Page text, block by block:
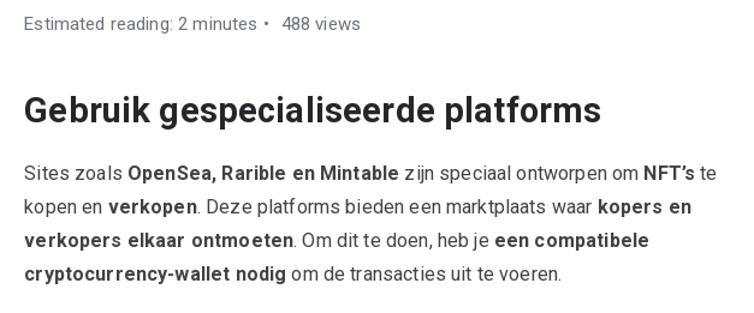
Estimated reading: 2 minutes 488 views
Gebruik gespecialiseerde platforms
Sites zoals OpenSea, Rarible en Mintable zijn speciaal ontworpen om NFT’s te
kopen en verkopen. Deze platforms bieden een marktplaats waar kopers en
verkopers elkaar ontmoeten. Om dit te doen, heb je een compatibele
cryptocurrency-wallet nodig om de transacties uit te voeren.